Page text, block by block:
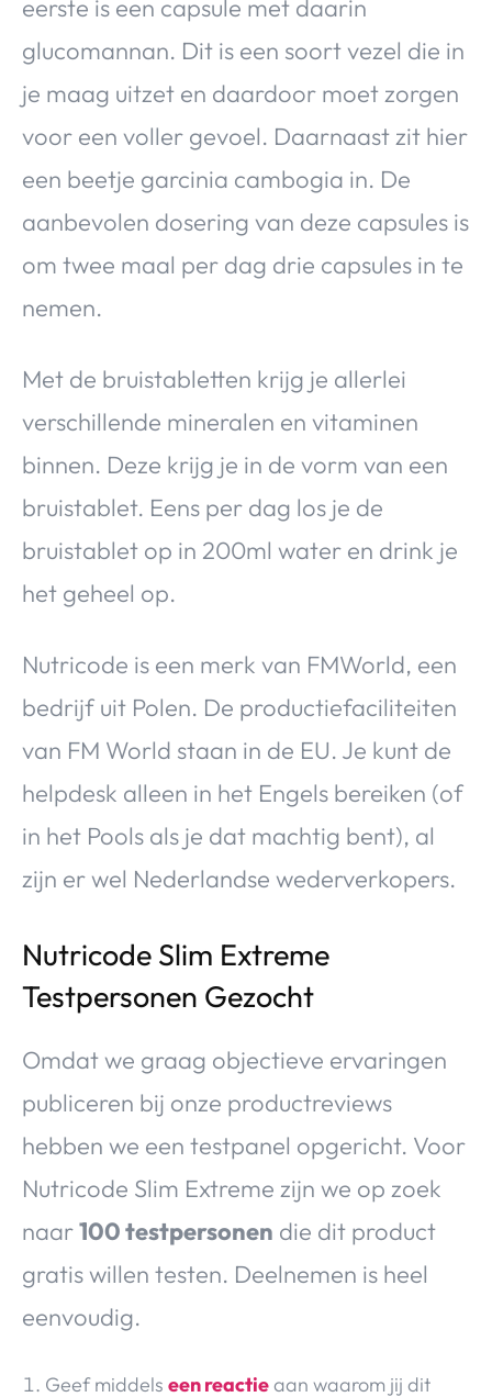
eerste is een capsule met daarin
glucomannan. Dit is een soort vezel die in
je maag uitzet en daardoor moet zorgen
voor een voller gevoel. Daarnaast zit hier
een beetje garcinia cambogia in. De
aanbevolen dosering van deze capsules is
om twee maal per dag drie capsules in te
nemen.
Met de bruistabletten krijg je allerlei
verschillende mineralen en vitaminen
binnen. Deze krijg je in de vorm van een
bruistablet. Eens per dag los je de
bruistablet op in 200ml water en drink je
het geheel op.
Nutricode is een merk van FMWorld, een
bedrijf uit Polen. De productiefaciliteiten
van FM World staan in de EU. Je kunt de
helpdesk alleen in het Engels bereiken (of
in het Pools als je dat machtig bent), al
zijn er wel Nederlandse wederverkopers.
Nutricode Slim Extreme
Testpersonen Gezocht
Omdat we graag objectieve ervaringen
publiceren bij onze productreviews
hebben we een testpanel opgericht. Voor
Nutricode Slim Extreme zijn we op zoek
naar100 testpersonen die dit product
gratis willen testen. Deelnemen is heel
eenvoudig.
Geef middels een reactieaan waarom jij dit